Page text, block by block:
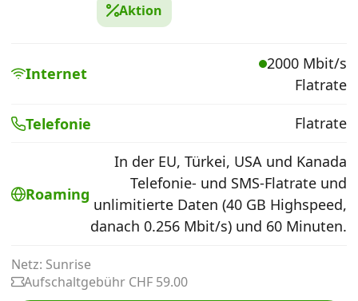
Roaming-Tarife abfragen
Internet, TV, Telefon
Kombi-Angebote
Aktion
Internet
2000 Mbit/s
Flatrate
Telefonie Flatrate
Roaming
In der EU, Türkei, USA und Kanada
Telefonie- und SMS-Flatrate und
unlimitierte Daten (40 GB Highspeed,
danach 0.256 Mbit/s) und 60 Minuten.
Netz: Sunrise
Aufschaltgebühr CHF 59.00